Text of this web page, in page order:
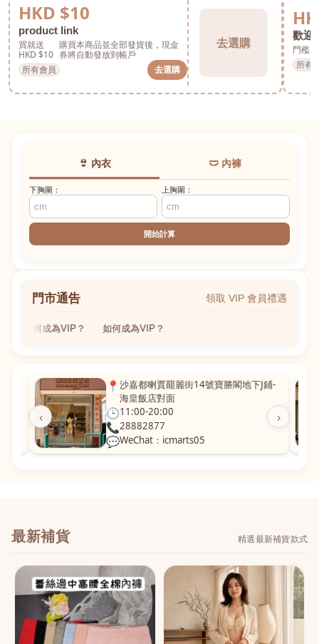
HKD $10
product link
買就送
HKD $10
購買本商品並全部發貨後，現金
券將自動發放到帳戶
所有會員
去選購
去選購
歡迎
門檻
所有
👙 內衣 🩲 內褲
下胸圍： 上胸圍：
開始計算
門市通告 領取 VIP 會員禮遇
如何成為VIP？ 如何成為VIP？
‹ ›
📍 沙嘉都喇賈罷麗街14號寶勝閣地下J鋪-
海皇飯店對面
🕒11:00-20:00
📞28882877
💬WeChat：icmarts05
最新補貨 精選最新補貨款式